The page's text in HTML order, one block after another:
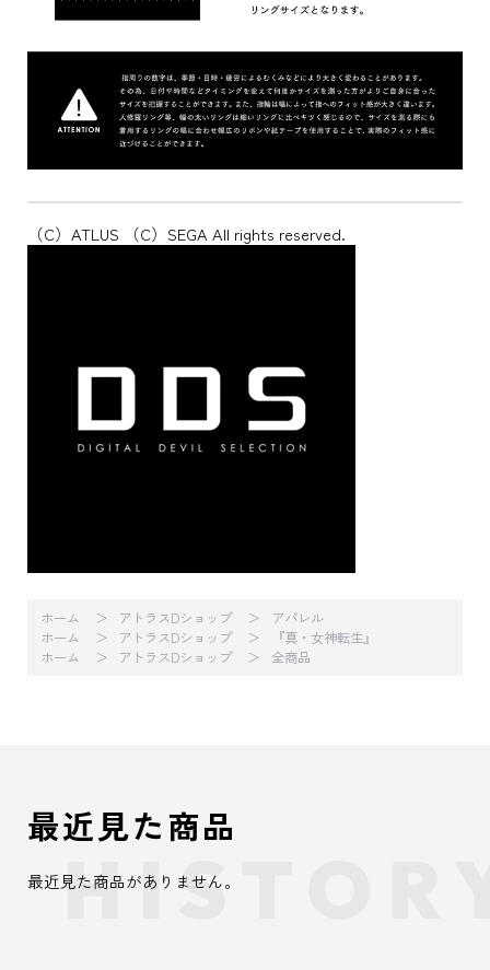
（C）ATLUS （C）SEGA All rights reserved.
ホーム アトラスDショップ
アパレル
ホーム
アトラスDショップ
『真・女神転生』
ホーム
アトラスDショップ 全商品
最近見た商品
最近見た商品がありません。